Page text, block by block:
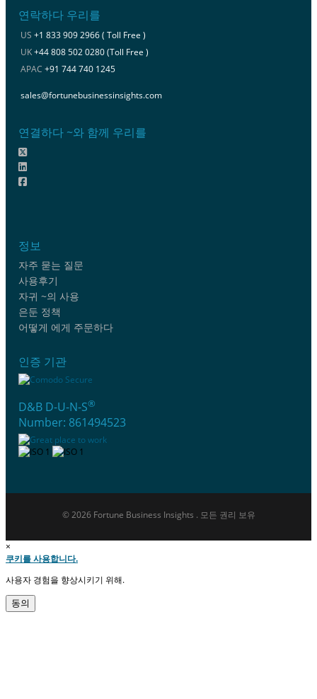
연락하다 우리를
US +1 833 909 2966 ( Toll Free )
UK+44 808 502 0280 (Toll Free )
APAC +91 744 740 1245
sales@fortunebusinessinsights.com
연결하다 ~와 함께 우리를
정보
자주 묻는 질문
사용후기
자귀 ~의 사용
은둔 정책
어떻게 에게 주문하다
인증 기관
D&B D-U-N-S®
Number: 861494523
© 2026 Fortune Business Insights . 모든 권리 보유
×
쿠키를 사용합니다.
사용자 경험을 향상시키기 위해.
동의